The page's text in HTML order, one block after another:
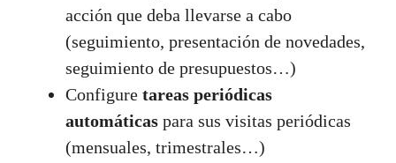
acción que deba llevarse a cabo
(seguimiento, presentación de novedades,
seguimiento de presupuestos…)
Configuretareas periódicas
automáticaspara sus visitas periódicas
(mensuales, trimestrales…)